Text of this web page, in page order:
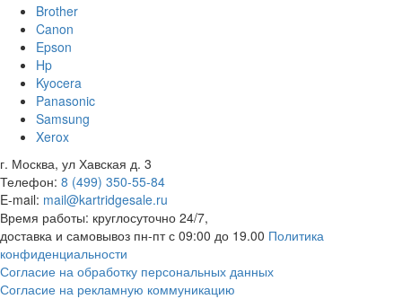
Brother
Canon
Epson
Hp
Kyocera
Panasonic
Samsung
Xerox
г. Москва, ул Хавская д. 3
Телефон: 8 (499) 350-55-84
E-mail: mail@kartridgesale.ru
Время работы: круглосуточно 24/7,
доставка и самовывоз пн-пт с 09:00 до 19.00 Политика
конфиденциальности
Согласие на обработку персональных данных
Согласие на рекламную коммуникацию